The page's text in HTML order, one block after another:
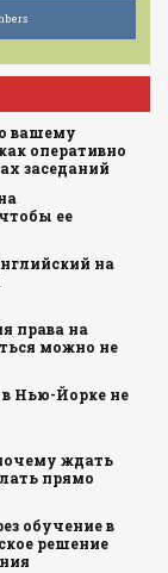
вашему
оперативно
заседаний
ее
на
права на
можно не
в Нью-Йорке не
ждать
прямо
обучение в
решение